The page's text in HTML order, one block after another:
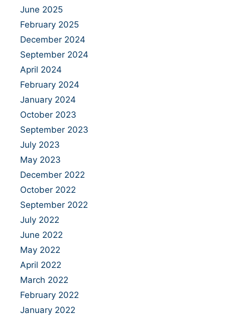
June 2025
February 2025
December 2024
September 2024
April 2024
February 2024
January 2024
October 2023
September 2023
July 2023
May 2023
December 2022
October 2022
September 2022
July 2022
June 2022
May 2022
April 2022
March 2022
February 2022
January 2022